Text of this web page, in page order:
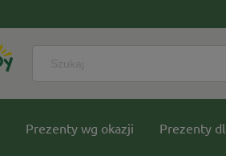
Prezenty wg okazji Prezenty